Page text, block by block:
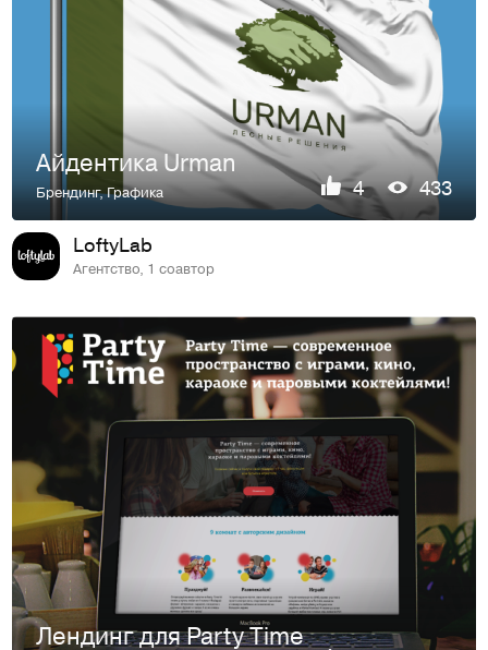
Айдентика Urman
Брендинг,Графика 4 433
LoftyLab
Агентство, 1 соавтор
Лендинг для Party Time